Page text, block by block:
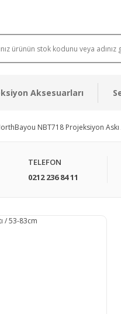
Aksesuarları
NBT718 Projeksiyon
TELEFON
0212 236 84 11